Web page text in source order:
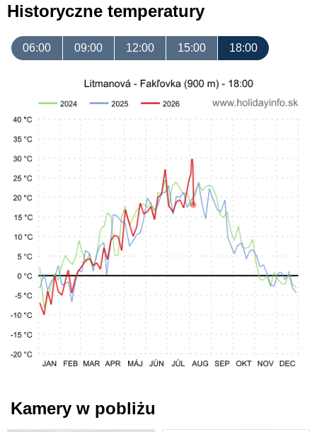
Historyczne temperatury
06:00 09:00 12:00 15:00 18:00
Kamery w pobliżu